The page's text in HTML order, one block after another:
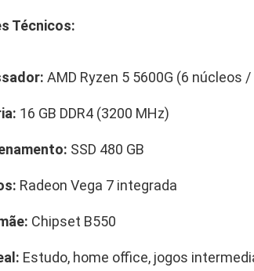
Técnicos:
AMD Ryzen 5 5600G (6 núcleos
16 GB DDR4 (3200 MHz)
SSD 480 GB
Radeon Vega 7 integrada
Chipset B550
Estudo, home office, jogos